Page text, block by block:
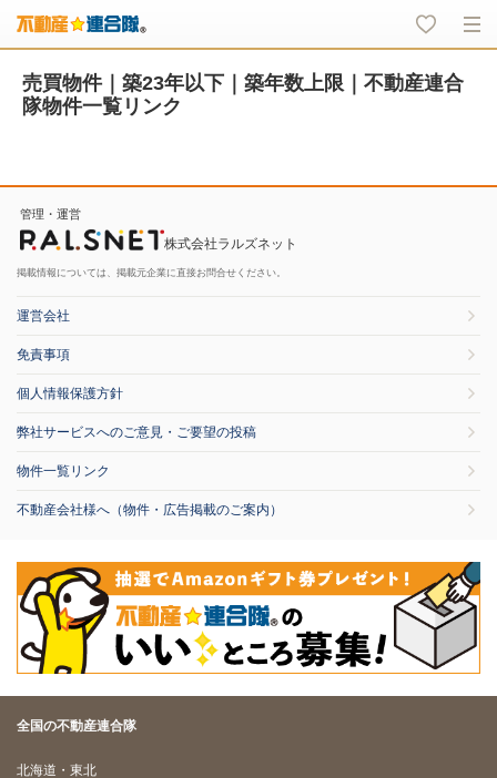
売買物件｜築23年以下｜築年数上限｜不動産連合
隊物件一覧リンク
管理・運営
株式会社ラルズネット
掲載情報については、掲載元企業に直接お問合せください。
運営会社
免責事項
個人情報保護方針
弊社サービスへのご意見・ご要望の投稿
物件一覧リンク
不動産会社様へ（物件・広告掲載のご案内）
全国の不動産連合隊
北海道・東北